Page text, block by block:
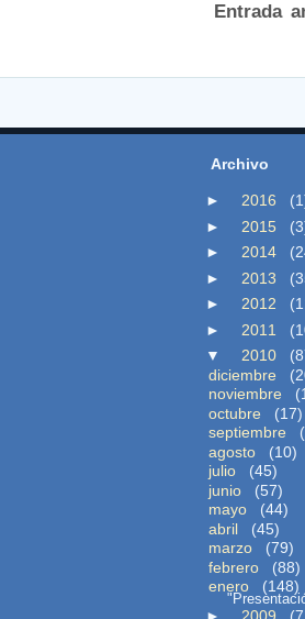
Entrada
Archivo
► 2016
►
2015
►
2014
►
2013
►
2012
►
2011
▼
2010
diciembre
noviembre
octubre
(17)
septiembre
agosto
(10)
julio
(45)
junio
(57)
mayo
(44)
abril
(45)
marzo
(79)
febrero
(88)
enero
(148)